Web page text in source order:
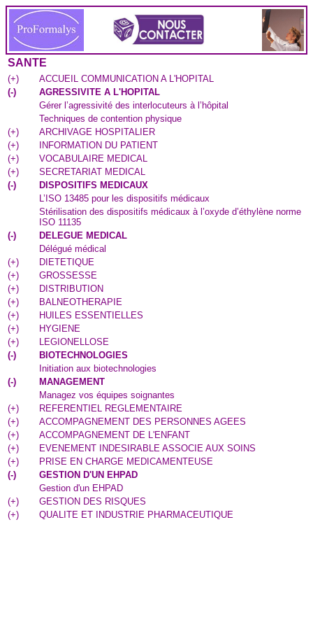
SANTE
(+)
ACCUEIL COMMUNICATION A L'HOPITAL
(-)
AGRESSIVITE A L'HOPITAL
Gérer l’agressivité des interlocuteurs à l’hôpital
Techniques de contention physique
(+)
ARCHIVAGE HOSPITALIER
(+)
INFORMATION DU PATIENT
(+)
VOCABULAIRE MEDICAL
(+)
SECRETARIAT MEDICAL
(-)
DISPOSITIFS MEDICAUX
L’ISO 13485 pour les dispositifs médicaux
Stérilisation des dispositifs médicaux à l’oxyde d’éthylène norme
ISO 11135
(-)
DELEGUE MEDICAL
Délégué médical
(+)
DIETETIQUE
(+)
GROSSESSE
(+)
DISTRIBUTION
(+)
BALNEOTHERAPIE
(+)
HUILES ESSENTIELLES
(+)
HYGIENE
(+)
LEGIONELLOSE
(-)
BIOTECHNOLOGIES
Initiation aux biotechnologies
(-)
MANAGEMENT
Managez vos équipes soignantes
(+)
REFERENTIEL REGLEMENTAIRE
(+)
ACCOMPAGNEMENT DES PERSONNES AGEES
(+)
ACCOMPAGNEMENT DE L'ENFANT
(+)
EVENEMENT INDESIRABLE ASSOCIE AUX SOINS
(+)
PRISE EN CHARGE MEDICAMENTEUSE
(-)
GESTION D'UN EHPAD
Gestion d'un EHPAD
(+)
GESTION DES RISQUES
(+) QUALITE ET INDUSTRIE PHARMACEUTIQUE